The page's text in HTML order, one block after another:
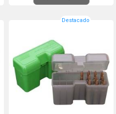
Destacado